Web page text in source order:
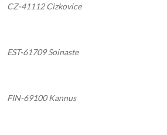
CZ-41112 Cizkovice
EST-61709 Soinaste
FIN-69100 Kannus